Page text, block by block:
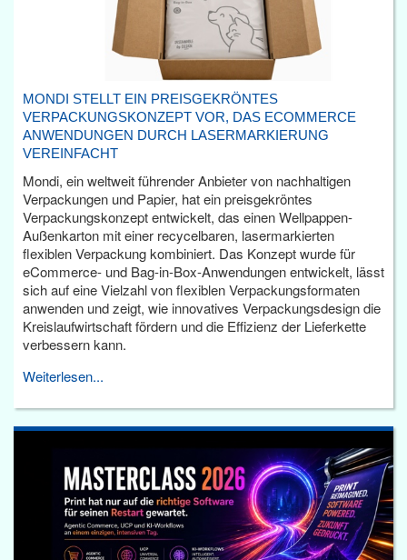
MONDI STELLT EIN PREISGEKRÖNTES
VERPACKUNGSKONZEPT VOR, DAS ECOMMERCE
ANWENDUNGEN DURCH LASERMARKIERUNG
VEREINFACHT
Mondi, ein weltweit führender Anbieter von nachhaltigen
Verpackungen und Papier, hat ein preisgekröntes
Verpackungskonzept entwickelt, das einen Wellpappen-
Außenkarton mit einer recycelbaren, lasermarkierten
flexiblen Verpackung kombiniert. Das Konzept wurde für
eCommerce- und Bag-in-Box-Anwendungen entwickelt, lässt
sich auf eine Vielzahl von flexiblen Verpackungsformaten
anwenden und zeigt, wie innovatives Verpackungsdesign die
Kreislaufwirtschaft fördern und die Effizienz der Lieferkette
verbessern kann.
Weiterlesen...